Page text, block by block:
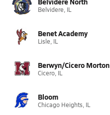
Belvidere, IL
Benet Academy
Lisle, IL
Berwyn/Cicero Morton
Cicero, IL
Bloom
Chicago Heights, IL